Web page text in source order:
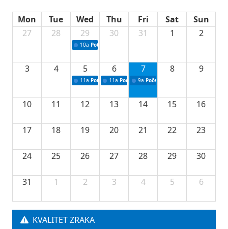
Mon Tue Wed Thu Fri Sat
Sun
27
28 29
10a Potpisivanje ugovora sa neprofitnim
30 31 1 2
3 4 5
11a Potpisivanje ugovora o stipendijama za
6
11a Podrška razvoju vodne infrastrukture u
7
9a Početak izgradnje nove
8 9
10 11 12 13 14 15 16
17 18 19 20 21 22 23
24 25 26 27 28 29 30
31 1 2 3 4 5 6
KVALITET ZRAKA